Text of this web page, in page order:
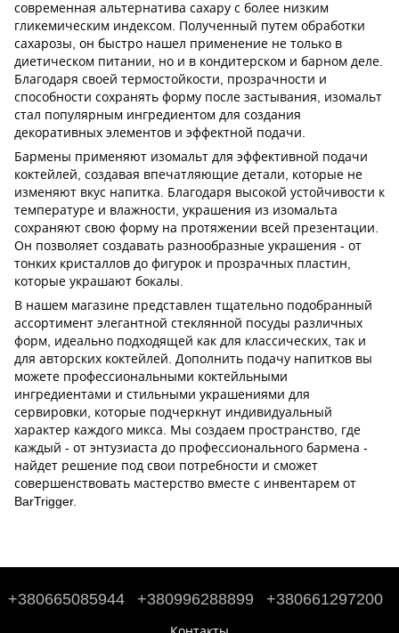
современная альтернатива сахару с более низким
гликемическим индексом. Полученный путем обработки
сахарозы, он быстро нашел применение не только в
диетическом питании, но и в кондитерском и барном деле.
Благодаря своей термостойкости, прозрачности и
способности сохранять форму после застывания, изомальт
стал популярным ингредиентом для создания
декоративных элементов и эффектной подачи.
Бармены применяют изомальт для эффективной подачи
коктейлей, создавая впечатляющие детали, которые не
изменяют вкус напитка. Благодаря высокой устойчивости к
температуре и влажности, украшения из изомальта
сохраняют свою форму на протяжении всей презентации.
Он позволяет создавать разнообразные украшения - от
тонких кристаллов до фигурок и прозрачных пластин,
которые украшают бокалы.
В нашем магазине представлен тщательно подобранный
ассортимент элегантной стеклянной посуды различных
форм, идеально подходящей как для классических, так и
для авторских коктейлей. Дополнить подачу напитков вы
можете профессиональными коктейльными
ингредиентами и стильными украшениями для
сервировки, которые подчеркнут индивидуальный
характер каждого микса. Мы создаем пространство, где
каждый - от энтузиаста до профессионального бармена -
найдет решение под свои потребности и сможет
совершенствовать мастерство вместе с инвентарем от
BarTrigger.
+380665085944 +380996288899 +380661297200